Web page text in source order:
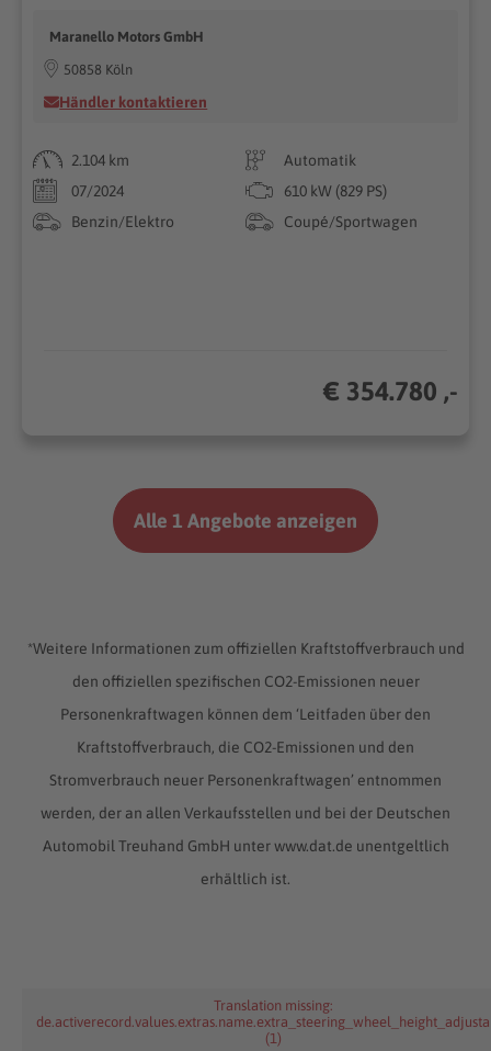
Maranello Motors GmbH
50858 Köln
Händler kontaktieren
2.104 km
Automatik
07/2024
610 kW (829 PS)
Benzin/Elektro
Coupé/Sportwagen
€ 354.780 ,-
Alle 1 Angebote anzeigen
*Weitere Informationen zum offiziellen Kraftstoffverbrauch und
den offiziellen spezifischen CO2-Emissionen neuer
Personenkraftwagen können dem ‘Leitfaden über den
Kraftstoffverbrauch, die CO2-Emissionen und den
Stromverbrauch neuer Personenkraftwagen’ entnommen
werden, der an allen Verkaufsstellen und bei der Deutschen
Automobil Treuhand GmbH unter www.dat.de unentgeltlich
erhältlich ist.
Translation missing:
(1)